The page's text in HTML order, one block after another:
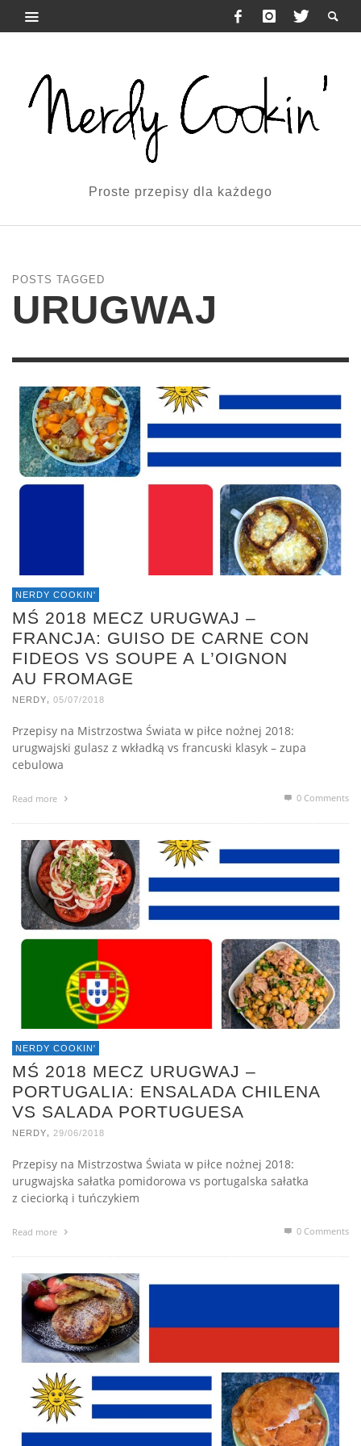
Proste przepisy dla każdego
POSTS TAGGED
URUGWAJ
NERDY COOKIN'
MŚ 2018 MECZ URUGWAJ –
FRANCJA: GUISO DE CARNE CON
FIDEOS VS SOUPE A L’OIGNON
AU FROMAGE
NERDY 05/07/2018
Przepisy na Mistrzostwa Świata w piłce nożnej 2018:
urugwajski gulasz z wkładką vs francuski klasyk – zupa
cebulowa
Read more 0 Comments
NERDY COOKIN'
MŚ 2018 MECZ URUGWAJ –
PORTUGALIA: ENSALADA CHILENA
VS SALADA PORTUGUESA
NERDY 29/06/2018
Przepisy na Mistrzostwa Świata w piłce nożnej 2018:
urugwajska sałatka pomidorowa vs portugalska sałatka
z cieciorką i tuńczykiem
Read more 0 Comments